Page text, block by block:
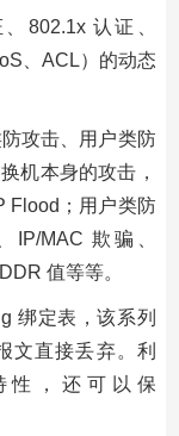
802.1x 认证、
、ACL）的动态
攻击、用户类防
机本身的攻击，
Flood；用户类防
IP/MAC 欺骗、
值等等。
绑定表，该系列
文直接丢弃。利
性，还可以保